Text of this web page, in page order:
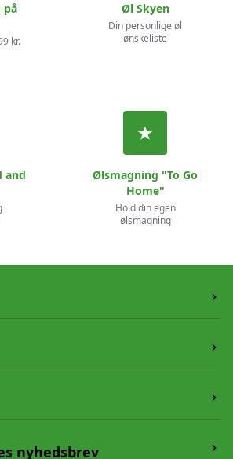
på
kr.
Øl Skyen
Din personlige øl
ønskeliste
and
Ølsmagning "To Go
Home"
Hold din egen
ølsmagning
nyhedsbrev